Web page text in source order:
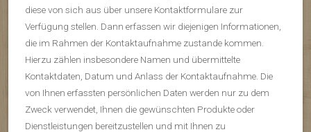
diese von sich aus über unsere Kontaktformulare zur
Verfügung stellen. Dann erfassen wir diejenigen Informationen,
die im Rahmen der Kontaktaufnahme zustande kommen.
Hierzu zählen insbesondere Namen und übermittelte
Kontaktdaten, Datum und Anlass der Kontaktaufnahme. Die
von Ihnen erfassten persönlichen Daten werden nur zu dem
Zweck verwendet, Ihnen die gewünschten Produkte oder
Dienstleistungen bereitzustellen und mit Ihnen zu